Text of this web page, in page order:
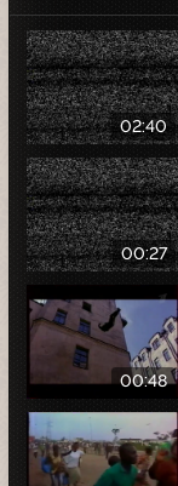
02:40
00:27
00:48